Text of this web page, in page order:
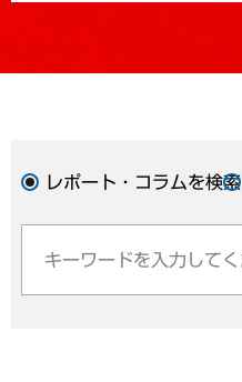
レポート・コラムを検索